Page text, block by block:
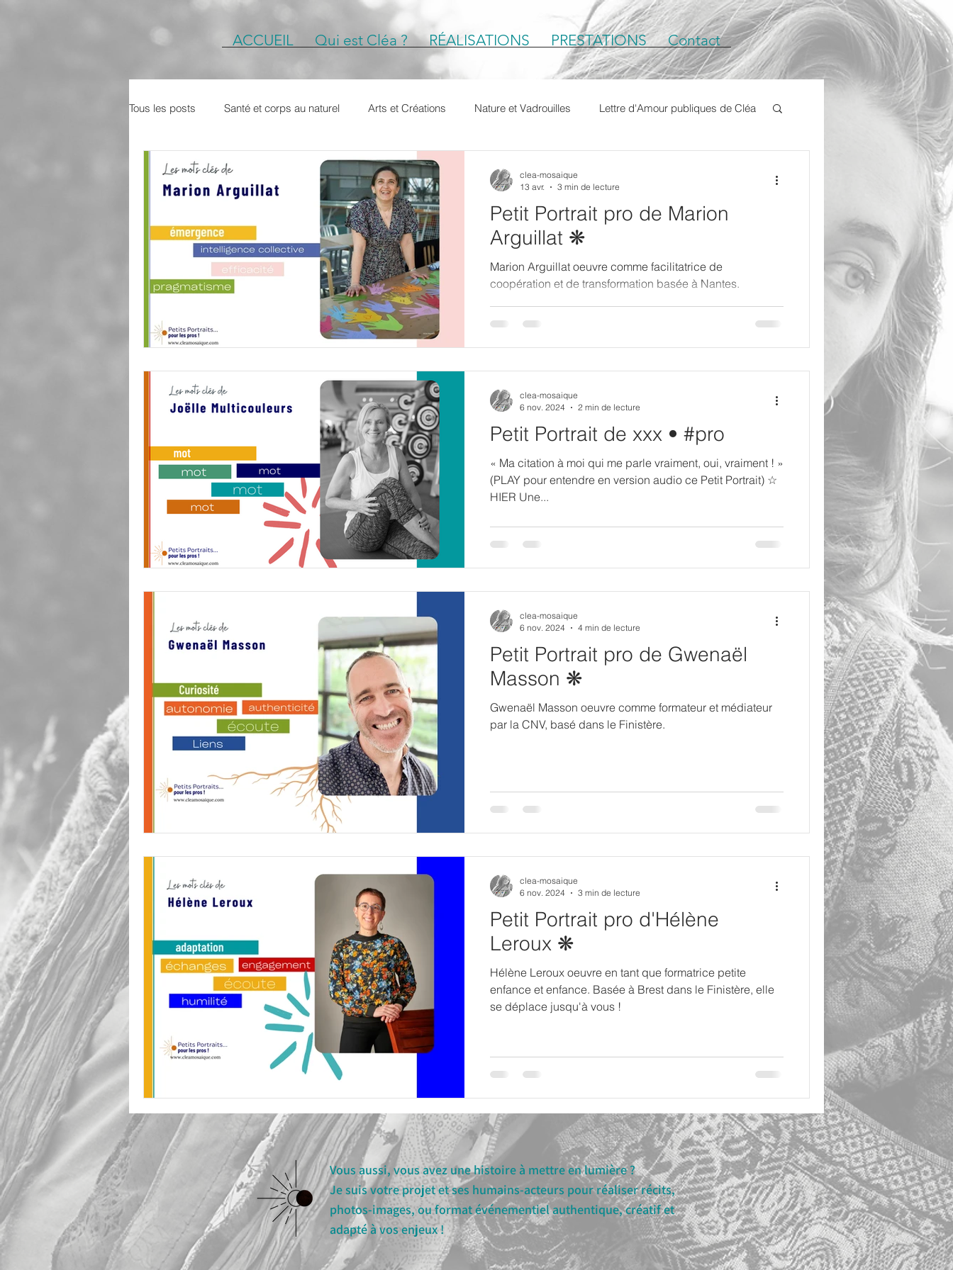
ACCUEIL Qui est Cléa ? RÉALISATIONS PRESTATIONS Contact
Tous les posts Santé et corps au naturel Arts et Créations Nature et Vadrouilles Lettre d'Amour publiques de Cléa
#article Petit portrait de Coline #petitportrait Petits Portraits pro
Petit Portrait pro de Marion
Arguillat ❋
Marion Arguillat oeuvre comme facilitatrice de
coopération et de transformation basée à Nantes.
clea-mosaique
13 avr.
3 min de lecture
Petit Portrait de xxx • #pro
« Ma citation à moi qui me parle vraiment, oui, vraiment ! »
(PLAY pour entendre en version audio ce Petit Portrait) ☆
HIER Une...
clea-mosaique
6 nov. 2024
2 min de lecture
Petit Portrait pro de Gwenaël
Masson ❋
Gwenaël Masson oeuvre comme formateur et médiateur
par la CNV, basé dans le Finistère.
clea-mosaique
6 nov. 2024
4 min de lecture
Petit Portrait pro d'Hélène
Leroux ❋
Hélène Leroux oeuvre en tant que formatrice petite
enfance et enfance. Basée à Brest dans le Finistère, elle
se déplace jusqu'à vous !
clea-mosaique
6 nov. 2024
3 min de lecture
Vous aussi, vous avez une histoire à mettre en lumière ?
Je suis votre projet et ses humains-acteurs pour réaliser récits,
photos-images, ou format événementiel authentique, créatif et
adapté à vos enjeux !